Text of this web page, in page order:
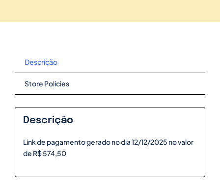
Descrição
Store Policies
Descrição
Link de pagamento gerado no dia 12/12/2025 no valor
de R$ 574,50